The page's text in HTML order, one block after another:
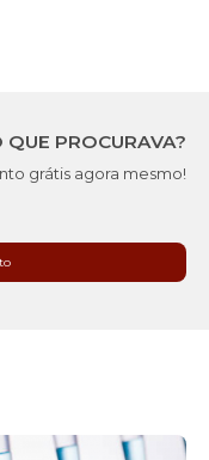
PROCURAVA?
grátis agora mesmo!